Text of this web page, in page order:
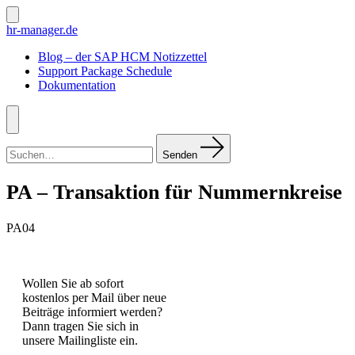
Zum
Inhalt
Suche
ein-/ausblenden
hr-manager.de
Blog – der SAP HCM Notizzettel
Support Package Schedule
Dokumentation
Menü
nach:
Senden
PA – Transaktion für Nummernkreise
PA04
Wollen Sie ab sofort
kostenlos per Mail über neue
Beiträge informiert werden?
Dann tragen Sie sich in
unsere Mailingliste ein.